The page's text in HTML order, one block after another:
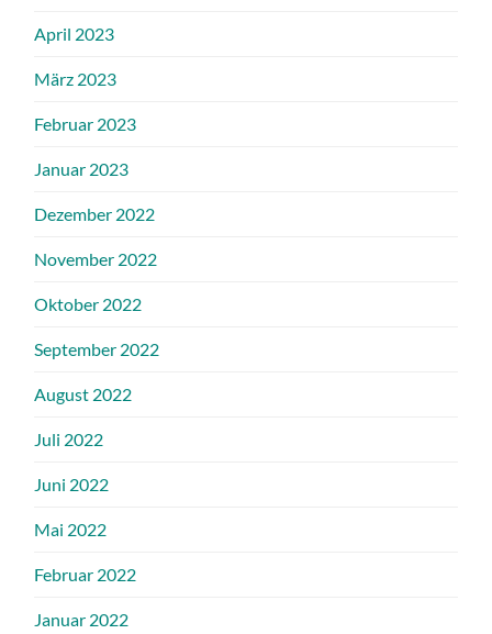
April 2023
März 2023
Februar 2023
Januar 2023
Dezember 2022
November 2022
Oktober 2022
September 2022
August 2022
Juli 2022
Juni 2022
Mai 2022
Februar 2022
Januar 2022